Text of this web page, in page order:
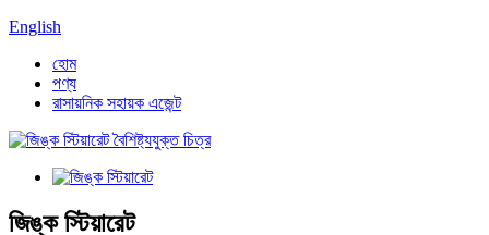
English
হোম
পণ্য
রাসায়নিক সহায়ক এজেন্ট
জিঙ্ক স্টিয়ারেট